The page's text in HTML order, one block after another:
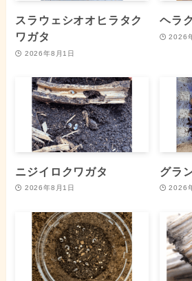
スラウェシオオヒラタク
ワガタ
2026年8月1日
ヘラ
2026
ニジイロクワガタ
2026年8月1日
グラ
2026